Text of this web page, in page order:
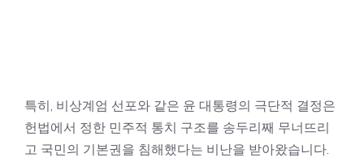
특히, 비상계엄 선포와 같은 윤 대통령의 극단적 결정은
헌법에서 정한 민주적 통치 구조를 송두리째 무너뜨리
고 국민의 기본권을 침해했다는 비난을 받아왔습니다.